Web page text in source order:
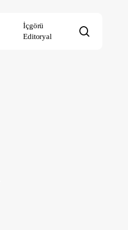
İçgörü
Editoryal